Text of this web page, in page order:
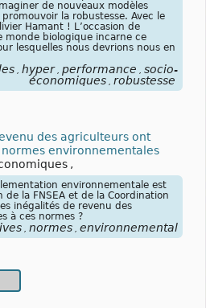
de nouveaux modèles
la robustesse. Avec le
Hamant ! L’occasion de
biologique incarne ce
lesquelles nous devrions nous en
hyper performance
socio-
économiques robustesse
des agriculteurs ont
normes environnementales
,
environnementale est
de la FNSEA et de la Coordination
inégalités de revenu des
à ces normes ?
normes environnementales